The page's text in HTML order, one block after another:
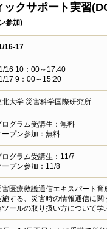
ックサポート実習
参加)
16-17
16 10：00～17:40
17 9：00～15:20
北大学 災害科学国際研究所
ログラム受講生：無料
ープン参加：無料
ログラム受講生：11/7
ープン参加：11/8
害医療救護通信エキスパート育
施する、災害時の情報通信に関
ツールの取り扱い方について学